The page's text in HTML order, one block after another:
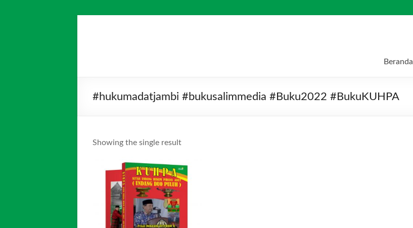
Beranda
#hukumadatjambi #bukusalimmedia #Buku2022 #BukuKUHPA
Showing the single result